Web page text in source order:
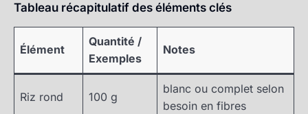
Tableau récapitulatif des éléments clés
Élément
Quantité /
Exemples
Notes
Riz rond 100 g
blanc ou complet selon
besoin en fibres